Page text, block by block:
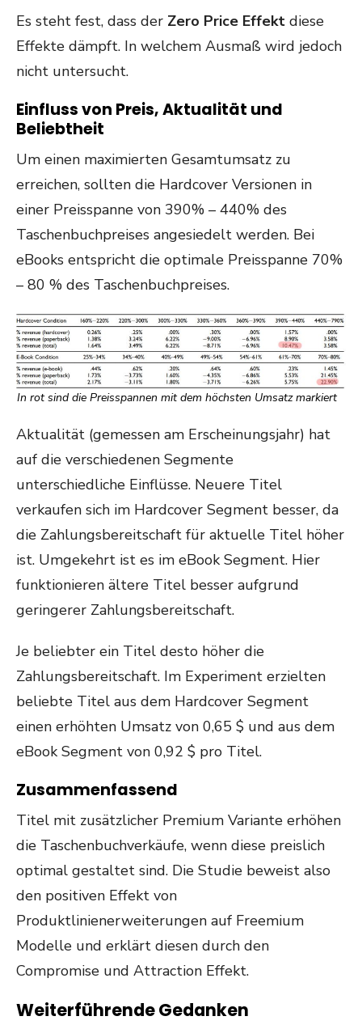
Es steht fest, dass der Zero Price Effekt diese
Effekte dämpft. In welchem Ausmaß wird jedoch
nicht untersucht.
Einfluss von Preis, Aktualität und
Beliebtheit
Um einen maximierten Gesamtumsatz zu
erreichen, sollten die Hardcover Versionen in
einer Preisspanne von 390% – 440% des
Taschenbuchpreises angesiedelt werden. Bei
eBooks entspricht die optimale Preisspanne 70%
– 80 % des Taschenbuchpreises.
In rot sind die Preisspannen mit dem höchsten Umsatz markiert
Aktualität (gemessen am Erscheinungsjahr) hat
auf die verschiedenen Segmente
unterschiedliche Einflüsse. Neuere Titel
verkaufen sich im Hardcover Segment besser, da
die Zahlungsbereitschaft für aktuelle Titel höher
ist. Umgekehrt ist es im eBook Segment. Hier
funktionieren ältere Titel besser aufgrund
geringerer Zahlungsbereitschaft.
Je beliebter ein Titel desto höher die
Zahlungsbereitschaft. Im Experiment erzielten
beliebte Titel aus dem Hardcover Segment
einen erhöhten Umsatz von 0,65 $ und aus dem
eBook Segment von 0,92 $ pro Titel.
Zusammenfassend
Titel mit zusätzlicher Premium Variante erhöhen
die Taschenbuchverkäufe, wenn diese preislich
optimal gestaltet sind. Die Studie beweist also
den positiven Effekt von
Produktlinienerweiterungen auf Freemium
Modelle und erklärt diesen durch den
Compromise und Attraction Effekt.
Weiterführende Gedanken